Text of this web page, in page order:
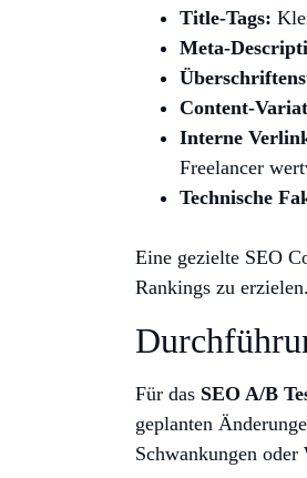
Title-Tags:
Meta-
Content-
Interne
Freelancer
Technische
Eine gezielte SEO
Rankings zu erzielen.
Für das SEO A/B
geplanten
Schwankungen